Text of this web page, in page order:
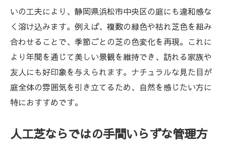
ア
人工芝ナチュラルタイプの活用術と実例紹
介
家族やペットと楽しむ人工芝外構の工夫
人工芝施工の最新トレンドと今後の展望
いの工夫により、静岡県浜松市中央区の庭にも違和感な
く溶け込みます。例えば、複数の緑色や枯れ芝色を組み
合わせることで、季節ごとの芝の色変化を再現。これに
より年間を通じて美しい景観を維持でき、訪れる家族や
友人にも好印象を与えられます。ナチュラルな見た目が
庭全体の雰囲気を引き立てるため、自然を感じたい方に
特におすすめです。
人工芝ならではの手間いらずな管理方